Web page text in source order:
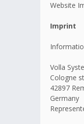
Website
Imprint
Volla
Cologne
42897
Germany